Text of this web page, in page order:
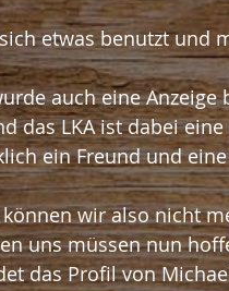
etwas benutzt und
auch eine
das LKA ist dabei
ein Freund und
wir also nicht
uns müssen nun
das Profil von